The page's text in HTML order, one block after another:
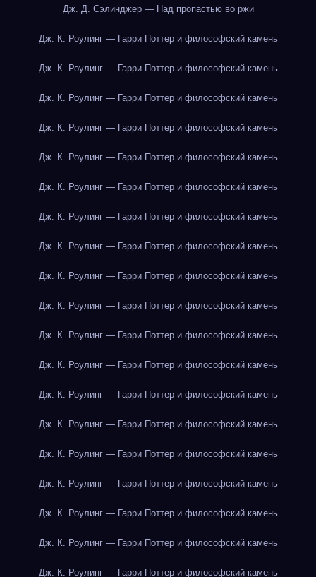
Дж. Д. Сэлинджер — Над пропастью во ржи
Дж. К. Роулинг — Гарри Поттер и философский камень
Дж. К. Роулинг — Гарри Поттер и философский камень
Дж. К. Роулинг — Гарри Поттер и философский камень
Дж. К. Роулинг — Гарри Поттер и философский камень
Дж. К. Роулинг — Гарри Поттер и философский камень
Дж. К. Роулинг — Гарри Поттер и философский камень
Дж. К. Роулинг — Гарри Поттер и философский камень
Дж. К. Роулинг — Гарри Поттер и философский камень
Дж. К. Роулинг — Гарри Поттер и философский камень
Дж. К. Роулинг — Гарри Поттер и философский камень
Дж. К. Роулинг — Гарри Поттер и философский камень
Дж. К. Роулинг — Гарри Поттер и философский камень
Дж. К. Роулинг — Гарри Поттер и философский камень
Дж. К. Роулинг — Гарри Поттер и философский камень
Дж. К. Роулинг — Гарри Поттер и философский камень
Дж. К. Роулинг — Гарри Поттер и философский камень
Дж. К. Роулинг — Гарри Поттер и философский камень
Дж. К. Роулинг — Гарри Поттер и философский камень
Дж. К. Роулинг — Гарри Поттер и философский камень